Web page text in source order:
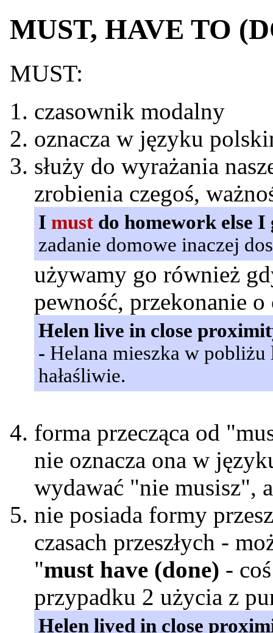
MUST, HAVE TO
MUST:
czasownik modalny
oznacza w języku
służy do wyrażania
zrobienia czegoś,
I must do homework else
zadanie domowe inaczej
używamy go również
pewność, przekonanie o
Helen live in close
- Helana mieszka w
hałaśliwie.
forma przecząca od
nie oznacza ona w
wydawać "nie musisz",
nie posiada formy
czasach przeszłych -
"must have (done) -
przypadku 2 użycia z
Helen lived in close